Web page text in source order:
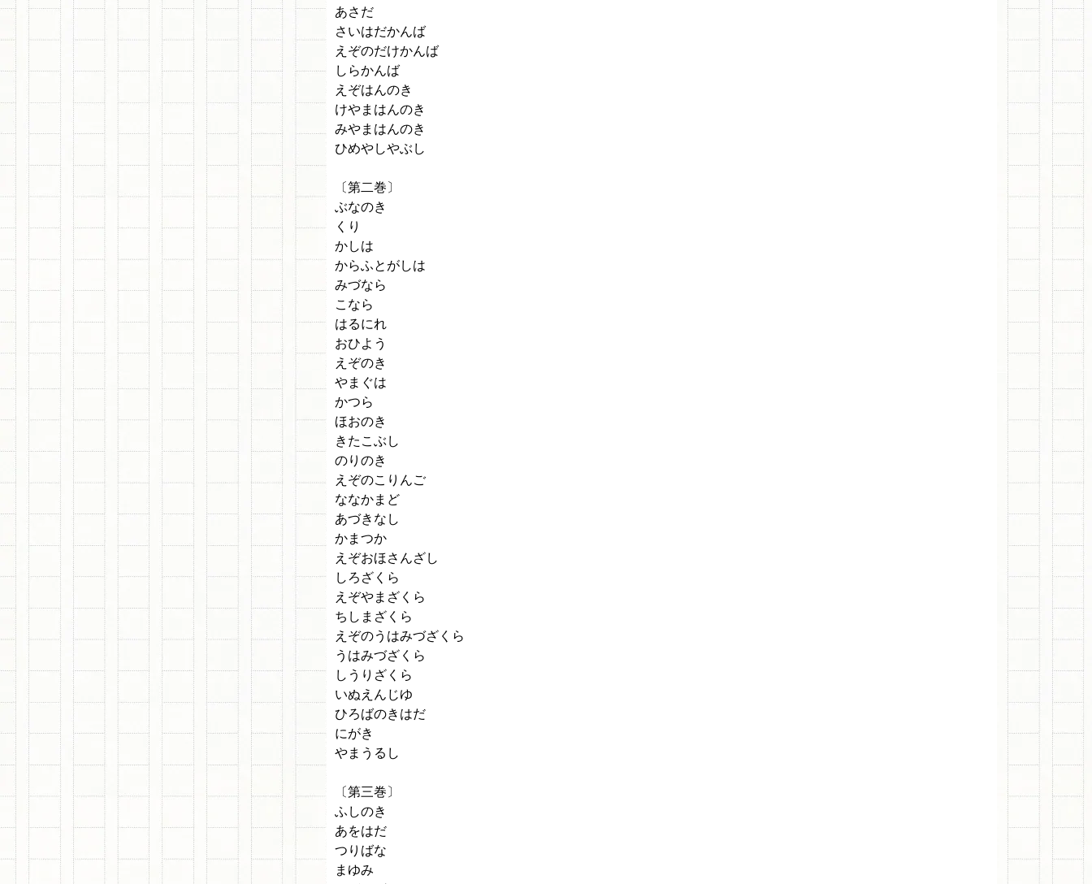
あさだ
さいはだかんば
えぞのだけかんば
しらかんば
えぞはんのき
けやまはんのき
みやまはんのき
ひめやしやぶし
〔第二巻〕
ぶなのき
くり
かしは
からふとがしは
みづなら
こなら
はるにれ
おひよう
えぞのき
やまぐは
かつら
ほおのき
きたこぶし
のりのき
えぞのこりんご
ななかまど
あづきなし
かまつか
えぞおほさんざし
しろざくら
えぞやまざくら
ちしまざくら
えぞのうはみづざくら
うはみづざくら
しうりざくら
いぬえんじゆ
ひろばのきはだ
にがき
やまうるし
〔第三巻〕
ふしのき
あをはだ
つりばな
まゆみ